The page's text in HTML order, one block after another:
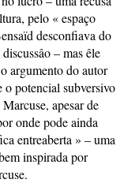
pelo « espaço
desconfiava do
– mas êle
argumento do autor
o potencial subversivo
apesar de
onde pode ainda
entreaberta » – uma
inspirada por